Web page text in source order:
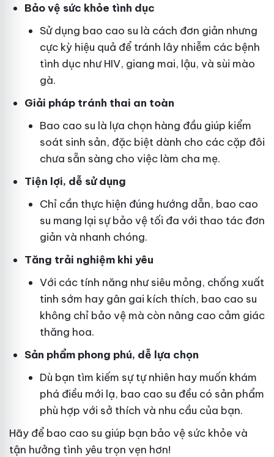
Bảo vệ sức khỏe tình dục
Sử dụng bao cao su là cách đơn giản nhưng
cực kỳ hiệu quả để tránh lây nhiễm các bệnh
tình dục như HIV, giang mai, lậu, và sùi mào
gà.
Giải pháp tránh thai an toàn
Bao cao su là lựa chọn hàng đầu giúp kiểm
soát sinh sản, đặc biệt dành cho các cặp đôi
chưa sẵn sàng cho việc làm cha mẹ.
Tiện lợi, dễ sử dụng
Chỉ cần thực hiện đúng hướng dẫn, bao cao
su mang lại sự bảo vệ tối đa với thao tác đơn
giản và nhanh chóng.
Tăng trải nghiệm khi yêu
Với các tính năng như siêu mỏng, chống xuất
tinh sớm hay gân gai kích thích, bao cao su
không chỉ bảo vệ mà còn nâng cao cảm giác
thăng hoa.
Sản phẩm phong phú, dễ lựa chọn
Dù bạn tìm kiếm sự tự nhiên hay muốn khám
phá điều mới lạ, bao cao su đều có sản phẩm
phù hợp với sở thích và nhu cầu của bạn.
Hãy để bao cao su giúp bạn bảo vệ sức khỏe và
tận hưởng tình yêu trọn vẹn hơn!